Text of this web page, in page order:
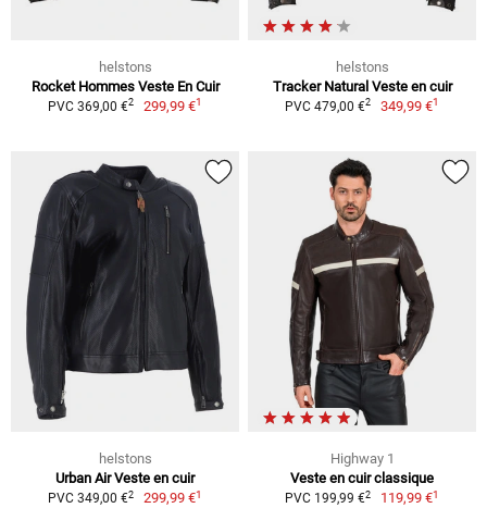
helstons
Rocket Hommes Veste En Cuir
PVC 369,00 €2 299,99 €1
helstons
Tracker Natural Veste en cuir
PVC 479,00 €2 349,99 €1
helstons
Urban Air Veste en cuir
PVC 349,00 €2 299,99 €1
Highway 1
Veste en cuir classique
PVC 199,99 €2 119,99 €1